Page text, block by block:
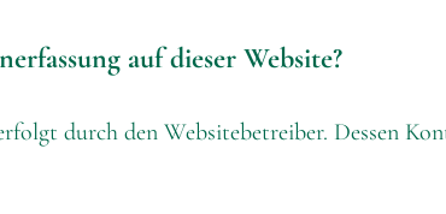
auf dieser Website?
durch den Websitebetreiber. Dessen